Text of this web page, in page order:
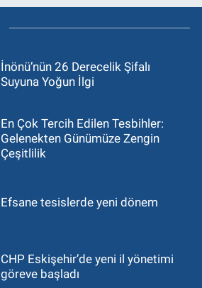
İnönü’nün 26 Derecelik Şifalı
Suyuna Yoğun İlgi
En Çok Tercih Edilen Tesbihler:
Gelenekten Günümüze Zengin
Çeşitlilik
Efsane tesislerde yeni dönem
CHP Eskişehir’de yeni il yönetimi
göreve başladı